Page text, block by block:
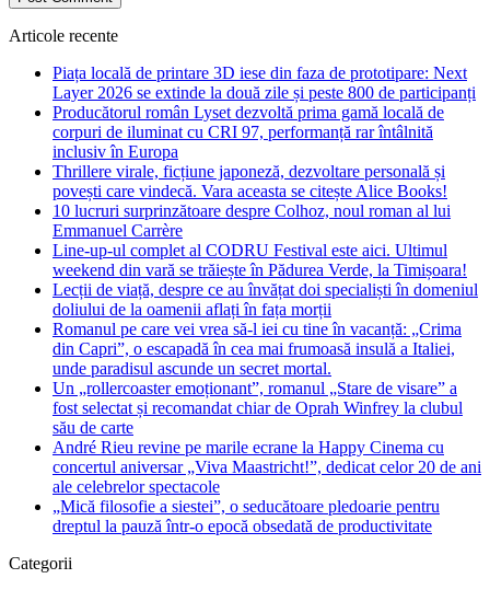
Articole recente
Piața locală de printare 3D iese din faza de prototipare: Next
Layer 2026 se extinde la două zile și peste 800 de participanți
Producătorul român Lyset dezvoltă prima gamă locală de
corpuri de iluminat cu CRI 97, performanță rar întâlnită
inclusiv în Europa
Thrillere virale, ficțiune japoneză, dezvoltare personală și
povești care vindecă. Vara aceasta se citește Alice Books!
10 lucruri surprinzătoare despre Colhoz, noul roman al lui
Emmanuel Carrère
Line-up-ul complet al CODRU Festival este aici. Ultimul
weekend din vară se trăiește în Pădurea Verde, la Timișoara!
Lecții de viață, despre ce au învățat doi specialiști în domeniul
doliului de la oamenii aflați în fața morții
Romanul pe care vei vrea să-l iei cu tine în vacanță: „Crima
din Capri”, o escapadă în cea mai frumoasă insulă a Italiei,
unde paradisul ascunde un secret mortal.
Un „rollercoaster emoționant”, romanul „Stare de visare” a
fost selectat și recomandat chiar de Oprah Winfrey la clubul
său de carte
André Rieu revine pe marile ecrane la Happy Cinema cu
concertul aniversar „Viva Maastricht!”, dedicat celor 20 de ani
ale celebrelor spectacole
„Mică filosofie a siestei”, o seducătoare pledoarie pentru
dreptul la pauză într-o epocă obsedată de productivitate
Categorii